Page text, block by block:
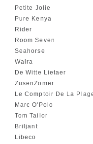
Petite Jolie
Pure Kenya
Rider
Room Seven
Seahorse
Walra
De Witte Lietaer
ZusenZomer
Le Comptoir De La
Marc O'Polo
Tom Tailor
Briljant
Libeco